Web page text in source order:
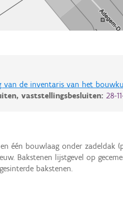
van de inventaris van het
vaststellingsbesluiten:28-
één bouwlaag onder zadeldak
Bakstenen lijstgevel op
bakstenen.